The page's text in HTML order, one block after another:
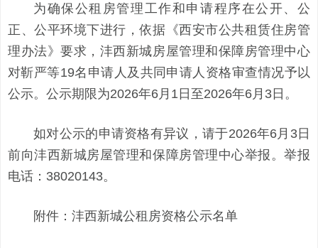
为确保公租房管理工作和申请程序在公开、公
正、公平环境下进行，依据《西安市公共租赁住房管
理办法》要求，沣西新城房屋管理和保障房管理中心
对靳严等19名申请人及共同申请人资格审查情况予以
公示。公示期限为2026年6月1日至2026年6月3日。
如对公示的申请资格有异议，请于2026年6月3日
前向沣西新城房屋管理和保障房管理中心举报。举报
电话：38020143。
附件：沣西新城公租房资格公示名单